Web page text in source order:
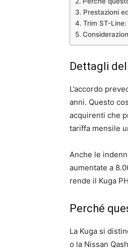
Prestazioni
Trim ST-
Dettagli
L’accordo
anni. Questo
acquirenti che
tariffa mensile
Anche le
aumentate a
rende il Kuga
Perché
La Kuga si
o la Nissan